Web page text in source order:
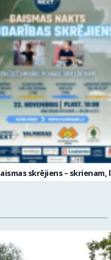
skrējiens –